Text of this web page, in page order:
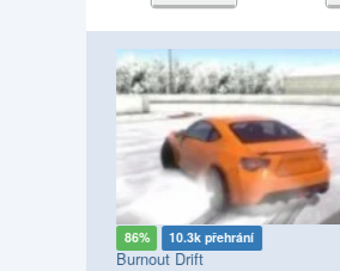
86% 10.3k přehrání
Burnout Drift